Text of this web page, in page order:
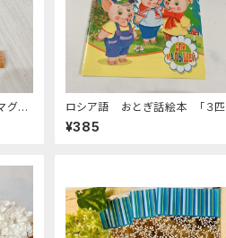
グネ
ロシア語 おとぎ話絵本 「３匹
のぶた シールブック」
¥385